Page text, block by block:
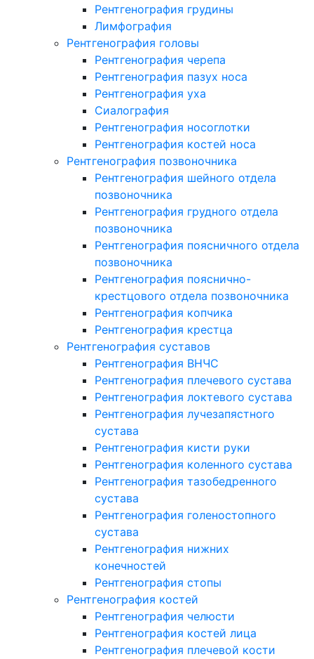
Рентгенография грудины
Лимфография
Рентгенография головы
Рентгенография черепа
Рентгенография пазух носа
Рентгенография уха
Сиалография
Рентгенография носоглотки
Рентгенография костей носа
Рентгенография позвоночника
Рентгенография шейного отдела
позвоночника
Рентгенография грудного отдела
позвоночника
Рентгенография поясничного отдела
позвоночника
Рентгенография пояснично-
крестцового отдела позвоночника
Рентгенография копчика
Рентгенография крестца
Рентгенография суставов
Рентгенография ВНЧС
Рентгенография плечевого сустава
Рентгенография локтевого сустава
Рентгенография лучезапястного
сустава
Рентгенография кисти руки
Рентгенография коленного сустава
Рентгенография тазобедренного
сустава
Рентгенография голеностопного
сустава
Рентгенография нижних
конечностей
Рентгенография стопы
Рентгенография костей
Рентгенография челюсти
Рентгенография костей лица
Рентгенография плечевой кости